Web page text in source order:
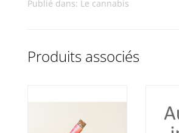
Publié dans: Le cannabis
Produits associés